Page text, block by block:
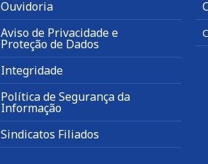
Ouvidoria
Aviso de Privacidade e
Proteção de Dados
Integridade
Política de Segurança da
Informação
Sindicatos Filiados